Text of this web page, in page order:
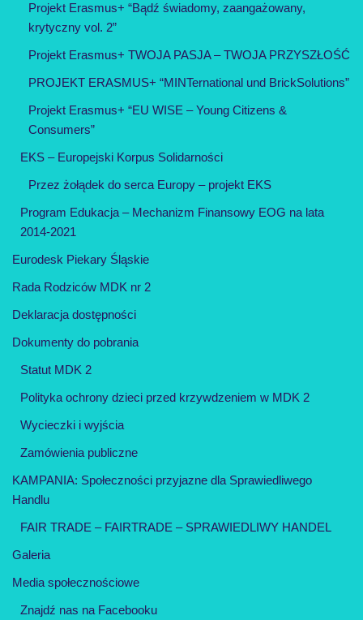
Projekt Erasmus+ “Bądź świadomy, zaangażowany,
krytyczny vol. 2”
Projekt Erasmus+ TWOJA PASJA – TWOJA PRZYSZŁOŚĆ
PROJEKT ERASMUS+ “MINTernational und BrickSolutions”
Projekt Erasmus+ “EU WISE – Young Citizens &
Consumers”
EKS – Europejski Korpus Solidarności
Przez żołądek do serca Europy – projekt EKS
Program Edukacja – Mechanizm Finansowy EOG na lata
2014-2021
Eurodesk Piekary Śląskie
Rada Rodziców MDK nr 2
Deklaracja dostępności
Dokumenty do pobrania
Statut MDK 2
Polityka ochrony dzieci przed krzywdzeniem w MDK 2
Wycieczki i wyjścia
Zamówienia publiczne
KAMPANIA: Społeczności przyjazne dla Sprawiedliwego
Handlu
FAIR TRADE – FAIRTRADE – SPRAWIEDLIWY HANDEL
Galeria
Media społecznościowe
Znajdź nas na Facebooku